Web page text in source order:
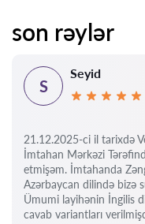
son rəylər
S
Seyid
21.12.2025-ci il tarixdə
İmtahan Mərkəzi
etmişəm. İmtahanda
Azərbaycan dilində bizə
Ümumi layihənin İngilis
cavab variantları